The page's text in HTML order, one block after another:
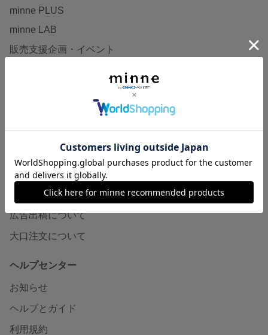
minne PLUS
minne LAB
販売支援企画・イベント
minneとものづくりと
minneの本
企業の方へ
広告出稿について
大口注文について
ヘルプセンター
お知らせ
ヘルプとガイド
利用規約